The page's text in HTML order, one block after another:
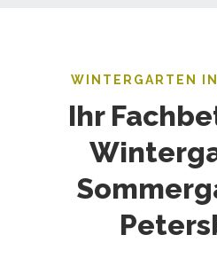
WINTERGARTEN
Ihr